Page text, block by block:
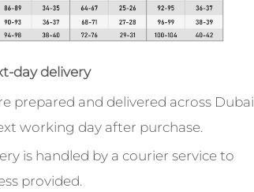
day delivery
prepared and delivered across Dubai
working day after purchase.
is handled by a courier service to
provided.